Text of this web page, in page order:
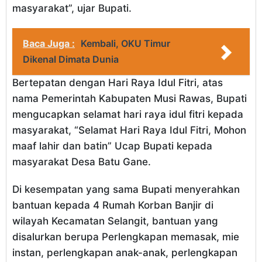
masyarakat”, ujar Bupati.
Baca Juga : Kembali, OKU Timur
Dikenal Dimata Dunia
Bertepatan dengan Hari Raya Idul Fitri, atas
nama Pemerintah Kabupaten Musi Rawas, Bupati
mengucapkan selamat hari raya idul fitri kepada
masyarakat, “Selamat Hari Raya Idul Fitri, Mohon
maaf lahir dan batin” Ucap Bupati kepada
masyarakat Desa Batu Gane.
Di kesempatan yang sama Bupati menyerahkan
bantuan kepada 4 Rumah Korban Banjir di
wilayah Kecamatan Selangit, bantuan yang
disalurkan berupa Perlengkapan memasak, mie
instan, perlengkapan anak-anak, perlengkapan